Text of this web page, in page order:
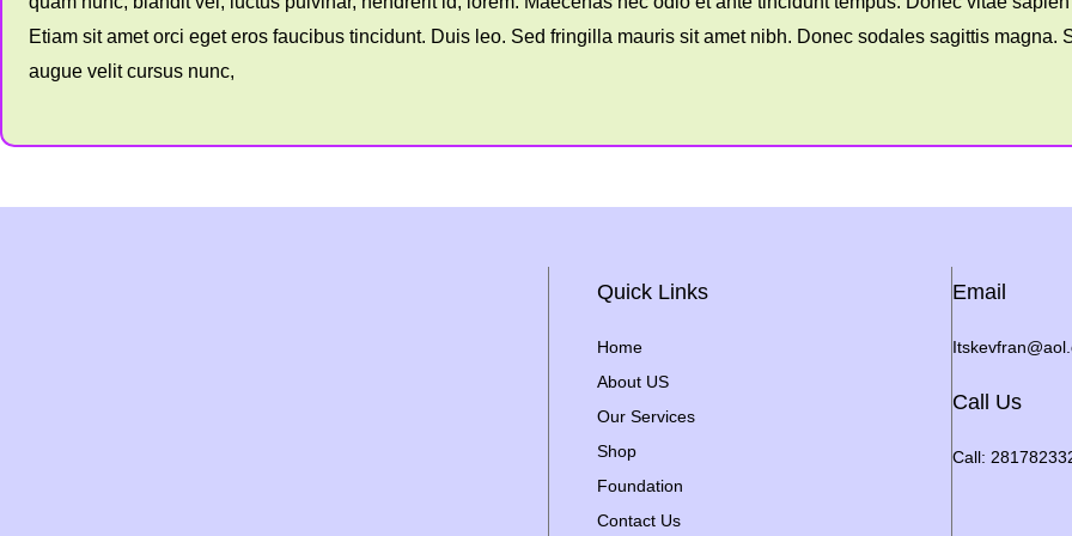
Etiam sit amet orci eget eros faucibus tincidunt. Duis leo. Sed fringilla mauris sit amet nibh. Donec sodales sagittis magna.
augue velit cursus nunc,
Quick Links
Home
About US
Our Services
Shop
Foundation
Contact Us
Email
Call Us
Call: